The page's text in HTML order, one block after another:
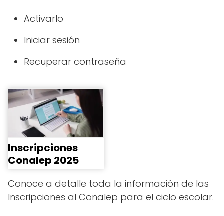
Activarlo
Iniciar sesión
Recuperar contraseña
Inscripciones
Conalep 2025
Conoce a detalle toda la información de las
Inscripciones al Conalep para el ciclo escolar.